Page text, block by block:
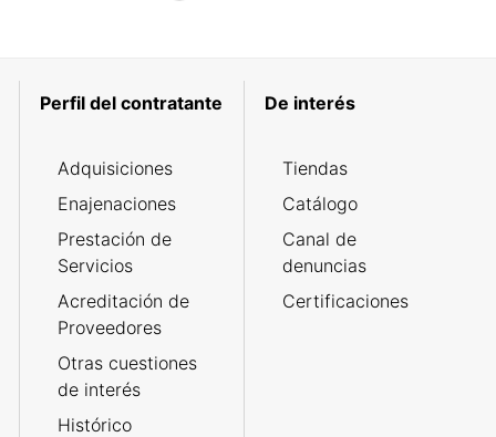
Perfil del contratante
Adquisiciones
Enajenaciones
Prestación de
Servicios
Acreditación de
Proveedores
Otras cuestiones
de interés
Histórico
De interés
Tiendas
Catálogo
Canal de
denuncias
Certificaciones